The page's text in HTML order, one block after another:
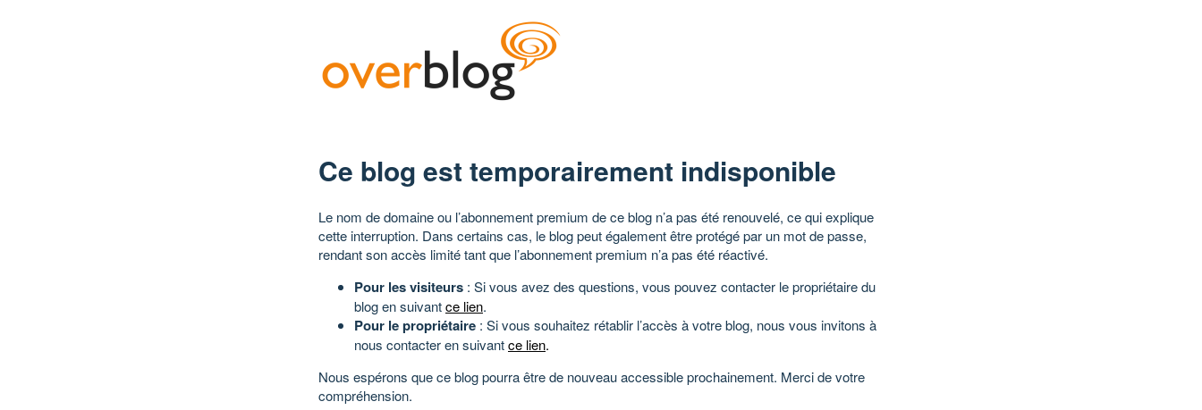
Ce blog est temporairement indisponible
Le nom de domaine ou l’abonnement premium de ce blog n’a pas été renouvelé, ce qui explique
cette interruption. Dans certains cas, le blog peut également être protégé par un mot de passe,
rendant son accès limité tant que l’abonnement premium n’a pas été réactivé.
Pour les visiteurs : Si vous avez des questions, vous pouvez contacter le propriétaire du
blog en suivantce lien.
Pour le propriétaire : Si vous souhaitez rétablir l’accès à votre blog, nous vous invitons à
nous contacter en suivantce lien.
Nous espérons que ce blog pourra être de nouveau accessible prochainement. Merci de votre
compréhension.